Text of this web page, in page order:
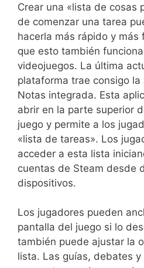
Crear una «lista de cosas
de comenzar una tarea
hacerla más rápido y más
que esto también
videojuegos. La última
plataforma trae consigo la
Notas integrada. Esta
abrir en la parte superior
juego y permite a los
«lista de tareas». Los
acceder a esta lista
cuentas de Steam desde
dispositivos.
Los jugadores pueden
pantalla del juego si lo
también puede ajustar la
lista. Las guías, debates